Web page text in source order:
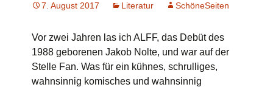
7. August 2017 Literatur SchöneSeiten
Vor zwei Jahren las ich ALFF, das Debüt des
1988 geborenen Jakob Nolte, und war auf der
Stelle Fan. Was für ein kühnes, schrulliges,
wahnsinnig komisches und wahnsinnig